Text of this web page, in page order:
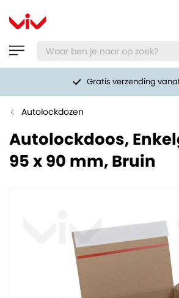
Gratis verzending
Autolockdozen
Autolockdoos,
95 x 90 mm, Bruin